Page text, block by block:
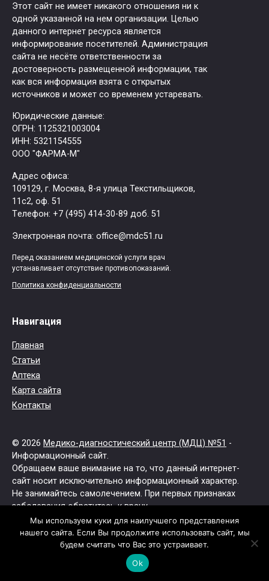
Этот сайт не имеет никакого отношения ни к
одной указанной на нем организации. Целью
данного интернет ресурса является
информирование посетителей. Администрация
сайта не несёте ответственности за
достоверность размещенной информации, так
как вся информация взята с открытых
источников и может со временем устаревать.
Юридические данные:
ОГРН: 1125321003004
ИНН: 5321154555
ООО "ФАРМА-М"
Адрес офиса:
109129, г. Москва, ​8-я улица Текстильщиков,
11с2, оф. 51
Tелефон: +7 (495) 414-30-89 доб. 51
Электронная почта: office@mdc51.ru
Перед оказанием медицинской услуги врач
устанавливает отсутствие противопоказаний.
Политика конфиденциальности
Навигация
Главная
Статьи
Аптека
Карта сайта
Контакты
© 2026 Медико-диагностический центр (МДЦ) №51 -
Информационный сайт.
Обращаем ваше внимание на то, что данный интернет-
сайт носит исключительно информационный характер.
Не занимайтесь самолечением. При первых признаках
заболевания обратитесь к врачу.
Все права защищены.
Мы используем куки для наилучшего представления
нашего сайта. Если Вы продолжите использовать сайт, мы
будем считать что Вас это устраивает.
Ok